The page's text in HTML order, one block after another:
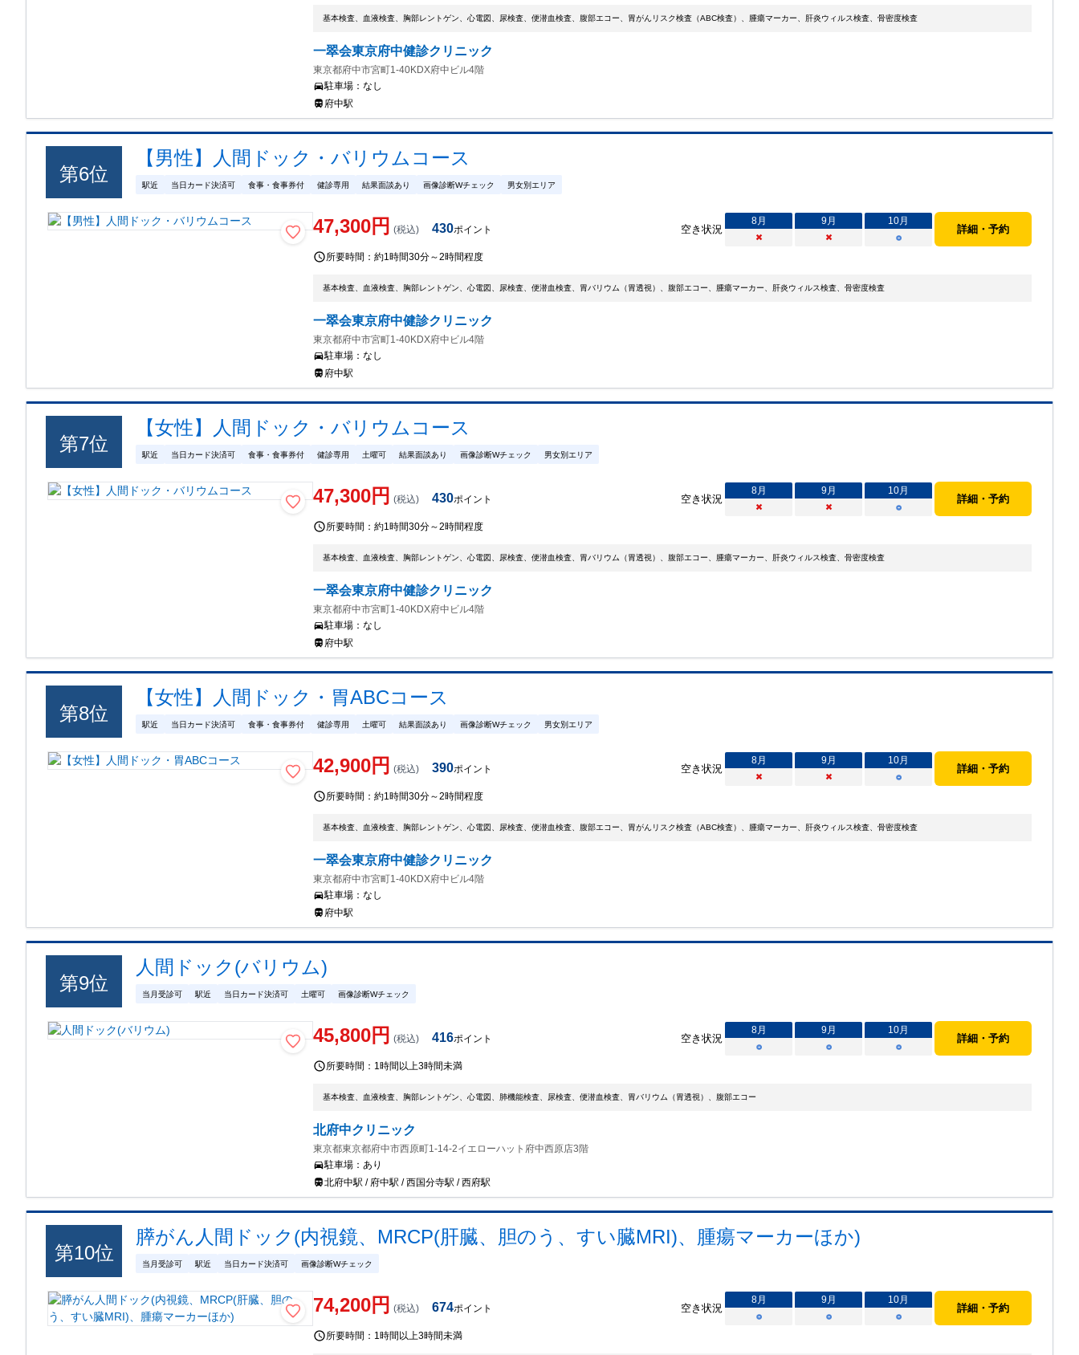
基本検査、血液検査、胸部レントゲン、心電図、尿検査、便潜血検査、腹部エコー、胃がんリスク検査（ABC検査）、腫瘍マーカー、肝炎ウィルス検査、骨密度検査
一翠会東京府中健診クリニック
東京都府中市宮町1-40KDX府中ビル4階
駐車場：なし
府中駅
第6位
【男性】人間ドック・バリウムコース
駅近 当日カード決済可 食事・食事券付 健診専用 結果面談あり 画像診断Wチェック 男女別エリア
47,300円 (税込) 430ポイント 空き状況
8月 9月 10月
×
× ○
詳細・予約
所要時間：約1時間30分～2時間程度
基本検査、血液検査、胸部レントゲン、心電図、尿検査、便潜血検査、胃バリウム（胃透視）、腹部エコー、腫瘍マーカー、肝炎ウィルス検査、骨密度検査
一翠会東京府中健診クリニック
東京都府中市宮町1-40KDX府中ビル4階
駐車場：なし
府中駅
第7位
【女性】人間ドック・バリウムコース
駅近 当日カード決済可 食事・食事券付 健診専用 土曜可 結果面談あり 画像診断Wチェック 男女別エリア
47,300円 (税込) 430ポイント 空き状況
8月 9月 10月
×
× ○
詳細・予約
所要時間：約1時間30分～2時間程度
基本検査、血液検査、胸部レントゲン、心電図、尿検査、便潜血検査、胃バリウム（胃透視）、腹部エコー、腫瘍マーカー、肝炎ウィルス検査、骨密度検査
一翠会東京府中健診クリニック
東京都府中市宮町1-40KDX府中ビル4階
駐車場：なし
府中駅
第8位
【女性】人間ドック・胃ABCコース
駅近 当日カード決済可 食事・食事券付 健診専用 土曜可 結果面談あり 画像診断Wチェック 男女別エリア
42,900円 (税込) 390ポイント 空き状況
8月 9月 10月
×
× ○
詳細・予約
所要時間：約1時間30分～2時間程度
基本検査、血液検査、胸部レントゲン、心電図、尿検査、便潜血検査、腹部エコー、胃がんリスク検査（ABC検査）、腫瘍マーカー、肝炎ウィルス検査、骨密度検査
一翠会東京府中健診クリニック
東京都府中市宮町1-40KDX府中ビル4階
駐車場：なし
府中駅
第9位
人間ドック(バリウム)
当月受診可 駅近 当日カード決済可 土曜可 画像診断Wチェック
45,800円 (税込) 416ポイント 空き状況
8月 9月 10月
○
○ ○
詳細・予約
所要時間： 1時間以上3時間未満
基本検査、血液検査、胸部レントゲン、心電図、肺機能検査、尿検査、便潜血検査、胃バリウム（胃透視）、腹部エコー
北府中クリニック
東京都東京都府中市西原町1-14-2イエローハット府中西原店3階
駐車場：あり
北府中駅 / 府中駅 / 西国分寺駅 / 西府駅
第10位
膵がん人間ドック(内視鏡、MRCP(肝臓、胆のう、すい臓MRI)、腫瘍マーカーほか)
当月受診可 駅近 当日カード決済可 画像診断Wチェック
74,200円 (税込) 674ポイント 空き状況
8月 9月 10月
○
○ ○
詳細・予約
所要時間： 1時間以上3時間未満